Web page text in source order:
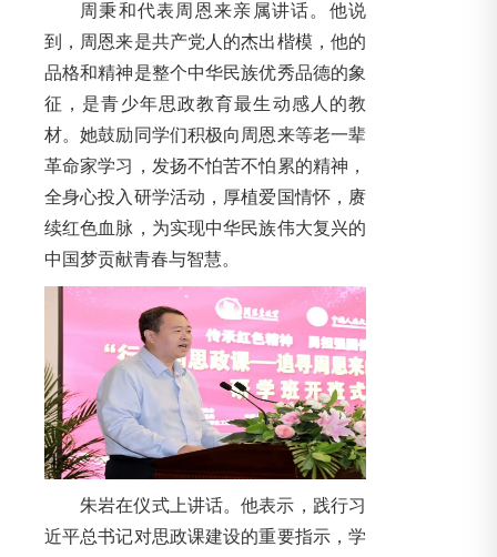
周秉和代表周恩来亲属讲话。他说
到，周恩来是共产党人的杰出楷模，他的
品格和精神是整个中华民族优秀品德的象
征，是青少年思政教育最生动感人的教
材。她鼓励同学们积极向周恩来等老一辈
革命家学习，发扬不怕苦不怕累的精神，
全身心投入研学活动，厚植爱国情怀，赓
续红色血脉，为实现中华民族伟大复兴的
中国梦贡献青春与智慧。
朱岩在仪式上讲话。他表示，践行习
近平总书记对思政课建设的重要指示，学